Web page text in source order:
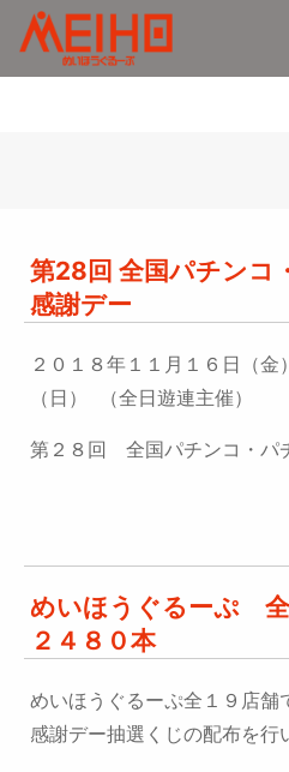
第28回 全国パチンコ
感謝デー
２０１８年１１月１６日（金
（日） （全日遊連主催）
第２８回 全国パチンコ・パ
めいほうぐるーぷ
２４８０本
めいほうぐるーぷ全１９店舗
感謝デー抽選くじの配布を行